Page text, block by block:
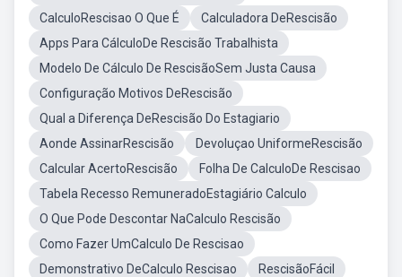
CalculoRescisao O Que É
Calculadora DeRescisão
Apps Para CálculoDe Rescisão Trabalhista
Modelo De Cálculo De RescisãoSem Justa Causa
Configuração Motivos DeRescisão
Qual a Diferença DeRescisão Do Estagiario
Aonde AssinarRescisão
Devoluçao UniformeRescisão
Calcular AcertoRescisão
Folha De CalculoDe Rescisao
Tabela Recesso RemuneradoEstagiário Calculo
O Que Pode Descontar NaCalculo Rescisão
Como Fazer UmCalculo De Rescisao
Demonstrativo DeCalculo Rescisao
RescisãoFácil